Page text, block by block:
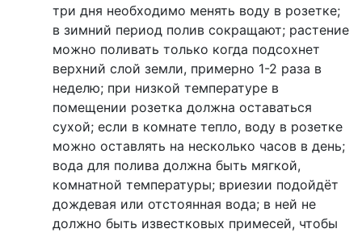
три дня необходимо менять воду в розетке;
в зимний период полив сокращают; растение
можно поливать только когда подсохнет
верхний слой земли, примерно 1-2 раза в
неделю; при низкой температуре в
помещении розетка должна оставаться
сухой; если в комнате тепло, воду в розетке
можно оставлять на несколько часов в день;
вода для полива должна быть мягкой,
комнатной температуры; вриезии подойдёт
дождевая или отстоянная вода; в ней не
должно быть известковых примесей, чтобы